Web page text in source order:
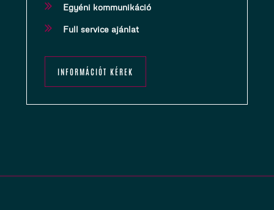
Egyéni kommunikáció
Full service ajánlat
INFORMÁCIÓT KÉREK